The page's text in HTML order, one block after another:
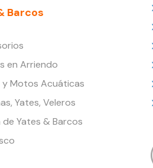
Barcos
en Arriendo
y Motos Acuáticas
Yates, Veleros
Yates & Barcos